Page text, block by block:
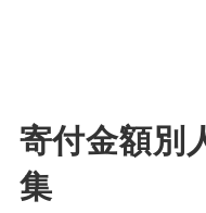
寄付金額別
集